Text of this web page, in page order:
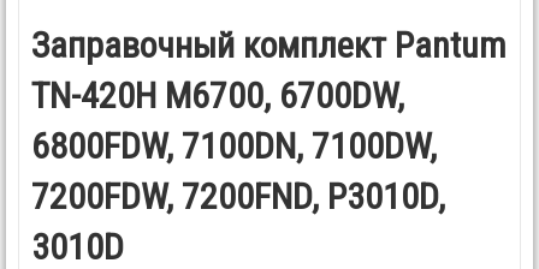
Заправочный комплект Pantum
TN-420H M6700, 6700DW,
6800FDW, 7100DN, 7100DW,
7200FDW, 7200FND, P3010D,
3010D